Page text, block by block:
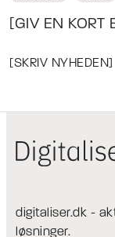
[GIV EN KORT
[SKRIV NYHEDEN]
digitaliser.dk -
løsninger.